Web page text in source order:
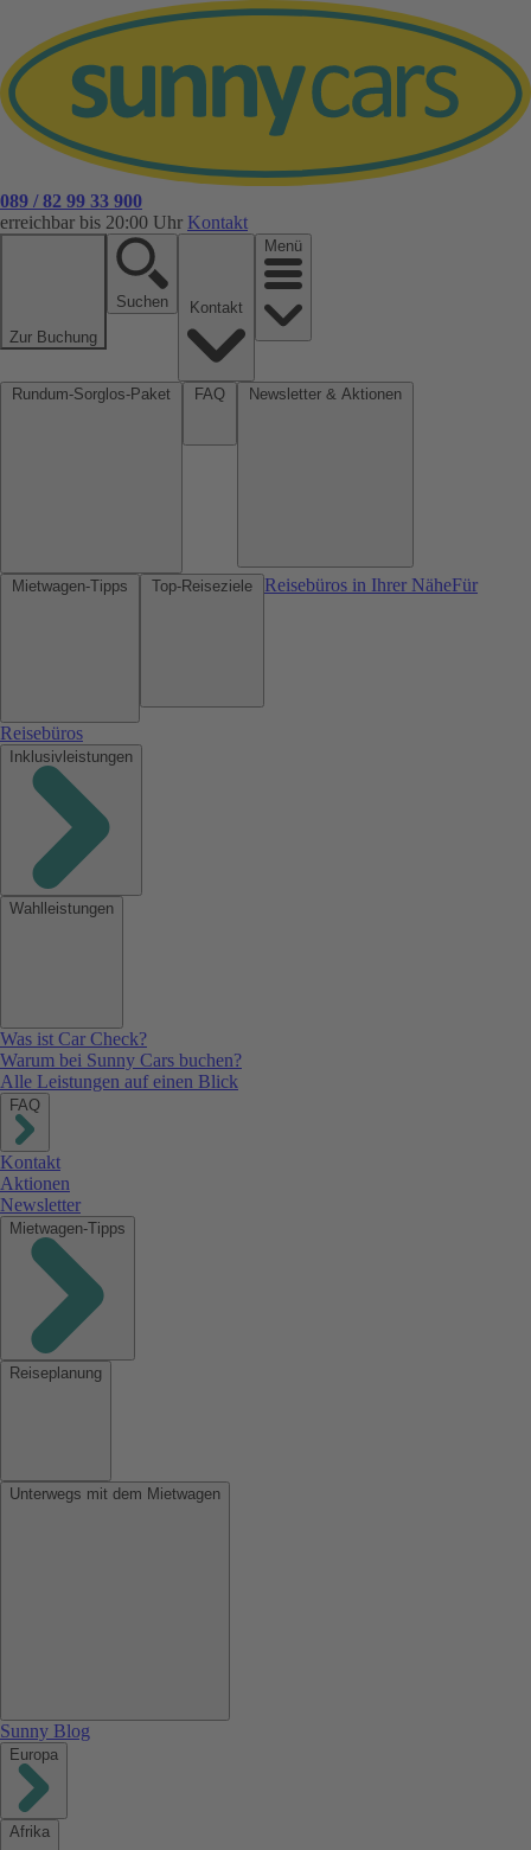
089 / 82 99 33 900
erreichbar bis 20:00 Uhr Kontakt
Zur Buchung
Suchen
Menü
Reisebüros in Ihrer NäheFür
Reisebüros
Inklusivleistungen
Wahlleistungen
Was ist Car Check?
Warum bei Sunny Cars buchen?
Alle Leistungen auf einen Blick
FAQ
Kontakt
Aktionen
Newsletter
Mietwagen-Tipps
Reiseplanung
Unterwegs mit dem Mietwagen
Sunny Blog
Europa
Afrika